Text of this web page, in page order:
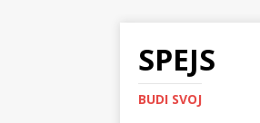
SPEJS
BUDI SVOJ